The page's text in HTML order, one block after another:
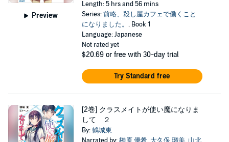
Preview
Length: 5 hrs and 56 mins
Series:前略、殺し屋カフェで働くこと
になりました。 , Book 1
Language: Japanese
Not rated yet
$20.69 or free with 30-day trial
Try Standard free
[2巻] クラスメイトが使い魔になりま
して ２
By:鶴城東